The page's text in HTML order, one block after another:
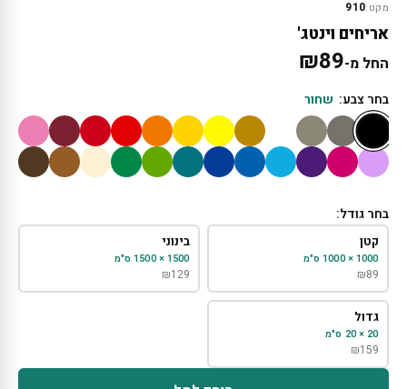
מקט:910
אריחים וינטג'
החל מ- ₪89
בחר צבע: שחור
בחר גודל:
קטן
1000 × 1000 ס"מ
₪89
בינוני
1500 × 1500 ס"מ
₪129
גדול
20 × 20 ס"מ
₪159